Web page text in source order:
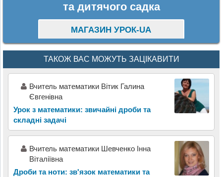
та дитячого садка
МАГАЗИН УРОК-UA
ТАКОЖ ВАС МОЖУТЬ ЗАЦІКАВИТИ
Вчитель математики Вітик Галина
Євгенівна
Урок з математики: звичайні дроби та
складні задачі
Вчитель математики Шевченко Інна
Віталіївна
Дроби та ноти: зв'язок математики та